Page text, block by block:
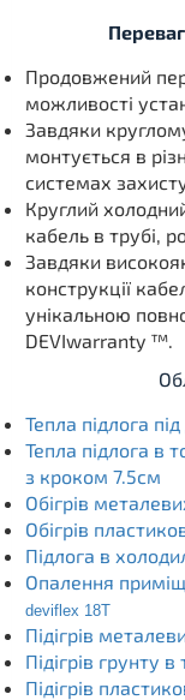
Продовжений
можливості
Завдяки
монтується в
системах
Круглий
кабель в трубі,
Завдяки
конструкції
унікальною
DEVIwarranty ™.
Тепла підлога
Тепла підлога в
з кроком 7.5см
Обігрів
Обігрів
Підлога в
Опалення
deviflex 18T
Підігрів
Підігрів грунту в
Підігрів